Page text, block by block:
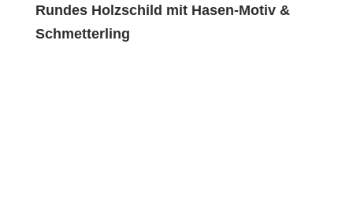
Rundes Holzschild mit Hasen-Motiv &
Schmetterling